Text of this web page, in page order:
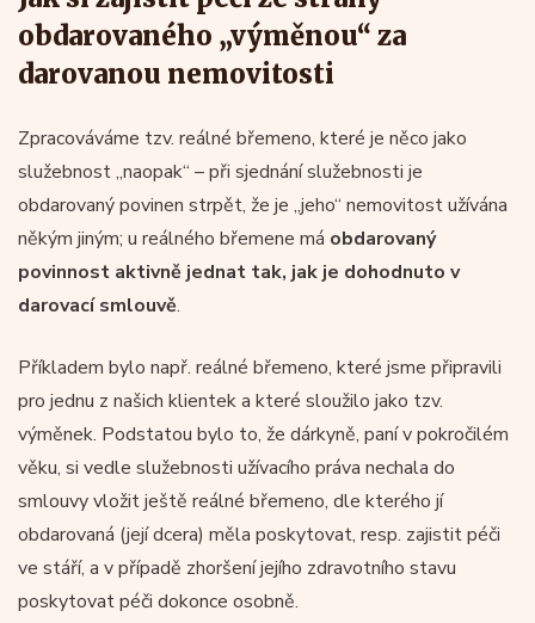
obdarovaného „výměnou“ za
darovanou nemovitosti
Zpracováváme tzv. reálné břemeno, které je něco jako
služebnost „naopak“ – při sjednání služebnosti je
obdarovaný povinen strpět, že je „jeho“ nemovitost užívána
někým jiným; u reálného břemene má obdarovaný
povinnost aktivně jednat tak, jak je dohodnuto v
darovací smlouvě.
Příkladem bylo např. reálné břemeno, které jsme připravili
pro jednu z našich klientek a které sloužilo jako tzv.
výměnek. Podstatou bylo to, že dárkyně, paní v pokročilém
věku, si vedle služebnosti užívacího práva nechala do
smlouvy vložit ještě reálné břemeno, dle kterého jí
obdarovaná (její dcera) měla poskytovat, resp. zajistit péči
ve stáří, a v případě zhoršení jejího zdravotního stavu
poskytovat péči dokonce osobně.